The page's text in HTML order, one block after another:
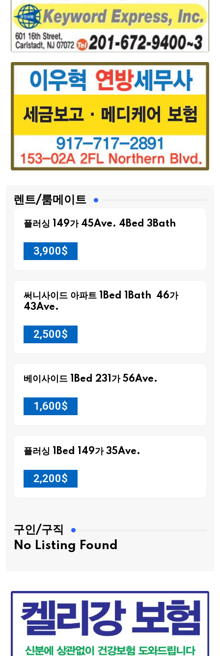
렌트/룸메이트
플러싱 149가 45Ave. 4Bed 3Bath
3,900$
써니사이드 아파트 1Bed 1Bath 46가
43Ave.
2,500$
베이사이드 1Bed 231가 56Ave.
1,600$
플러싱 1Bed 149가 35Ave.
2,200$
구인/구직
No Listing Found